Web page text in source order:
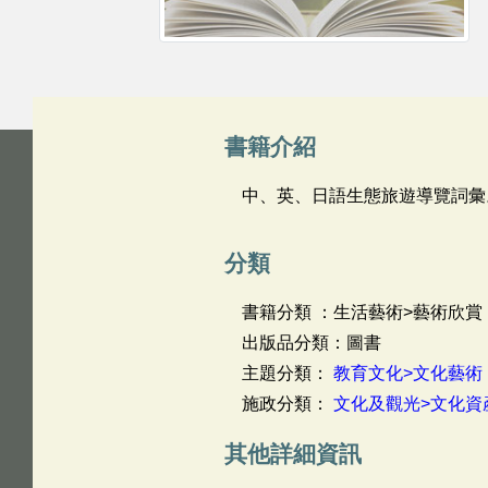
書籍介紹
中、英、日語生態旅遊導覽詞
分類
書籍分類 ：生活藝術>藝術欣賞
出版品分類：圖書
主題分類： 教育文化>文化藝術
施政分類： 文化及觀光>文化資
其他詳細資訊